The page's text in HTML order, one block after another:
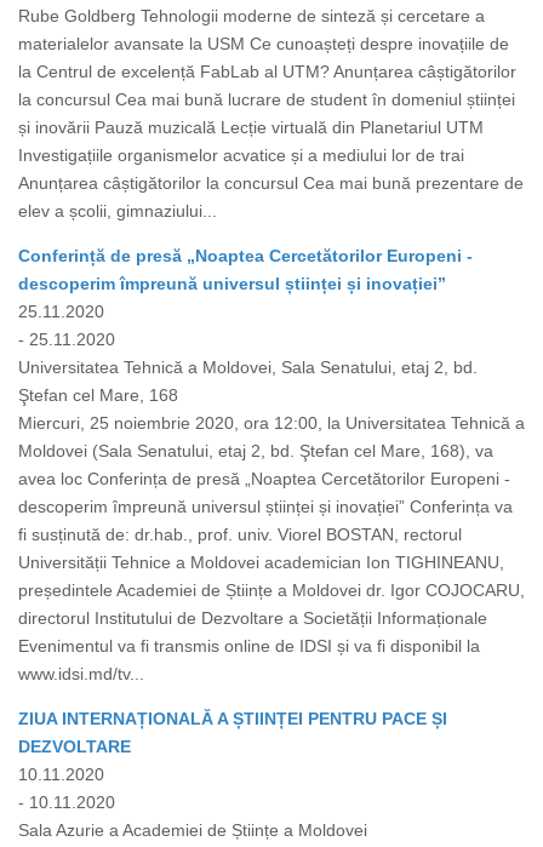
Rube Goldberg Tehnologii moderne de sinteză și cercetare a
materialelor avansate la USM Ce cunoașteți despre inovațiile de
la Centrul de excelență FabLab al UTM? Anunțarea câștigătorilor
la concursul Cea mai bună lucrare de student în domeniul științei
și inovării Pauză muzicală Lecție virtuală din Planetariul UTM
Investigațiile organismelor acvatice și a mediului lor de trai
Anunțarea câștigătorilor la concursul Cea mai bună prezentare de
elev a școlii, gimnaziului...
Conferință de presă „Noaptea Cercetătorilor Europeni -
descoperim împreună universul științei și inovației”
25.11.2020
- 25.11.2020
Universitatea Tehnică a Moldovei, Sala Senatului, etaj 2, bd.
Ştefan cel Mare, 168
Miercuri, 25 noiembrie 2020, ora 12:00, la Universitatea Tehnică a
Moldovei (Sala Senatului, etaj 2, bd. Ştefan cel Mare, 168), va
avea loc Conferința de presă „Noaptea Cercetătorilor Europeni -
descoperim împreună universul științei și inovației” Conferința va
fi susținută de: dr.hab., prof. univ. Viorel BOSTAN, rectorul
Universității Tehnice a Moldovei academician Ion TIGHINEANU,
președintele Academiei de Științe a Moldovei dr. Igor COJOCARU,
directorul Institutului de Dezvoltare a Societății Informaționale
Evenimentul va fi transmis online de IDSI și va fi disponibil la
www.idsi.md/tv...
ZIUA INTERNAȚIONALĂ A ȘTIINȚEI PENTRU PACE ȘI
DEZVOLTARE
10.11.2020
- 10.11.2020
Sala Azurie a Academiei de Științe a Moldovei